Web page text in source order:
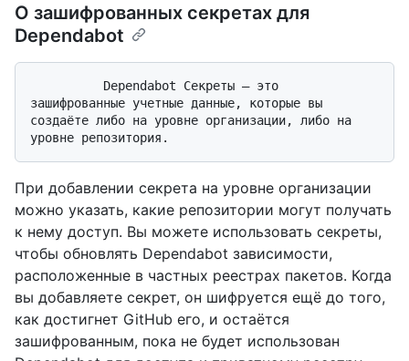
О зашифрованных секретах для
Dependabot
зашифрованные учетные данные, которые вы
создаёте либо на уровне организации, либо на
При добавлении секрета на уровне организации
можно указать, какие репозитории могут получать
к нему доступ. Вы можете использовать секреты,
чтобы обновлять Dependabot зависимости,
расположенные в частных реестрах пакетов. Когда
вы добавляете секрет, он шифруется ещё до того,
как достигнет GitHub его, и остаётся
зашифрованным, пока не будет использован